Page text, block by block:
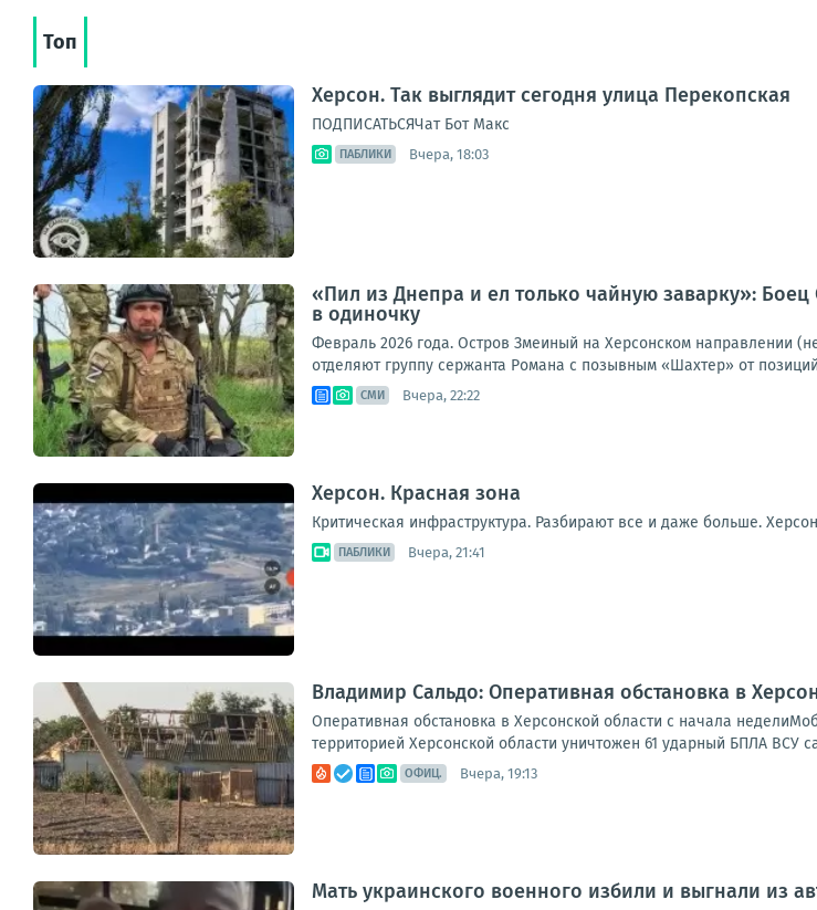
Топ
Херсон. Так выглядит сегодня улица Перекопская
ПОДПИСАТЬСЯЧат Бот Макс
ПАБЛИКИ Вчера, 18:03
«Пил из Днепра и ел только чайную заварку»:
в одиночку
Февраль 2026 года. Остров Змеиный на Херсонском направлении
отделяют группу сержанта Романа с позывным «Шахтер» от
СМИ Вчера, 22:22
Херсон. Красная зона
Критическая инфраструктура. Разбирают все и даже больше.
ПАБЛИКИ Вчера, 21:41
Владимир Сальдо: Оперативная обстановка в
Оперативная обстановка в Херсонской области с начала
территорией Херсонской области уничтожен 61 ударный БПЛА ВСУ
ОФИЦ. Вчера, 19:13
Мать украинского военного избили и выгнали из